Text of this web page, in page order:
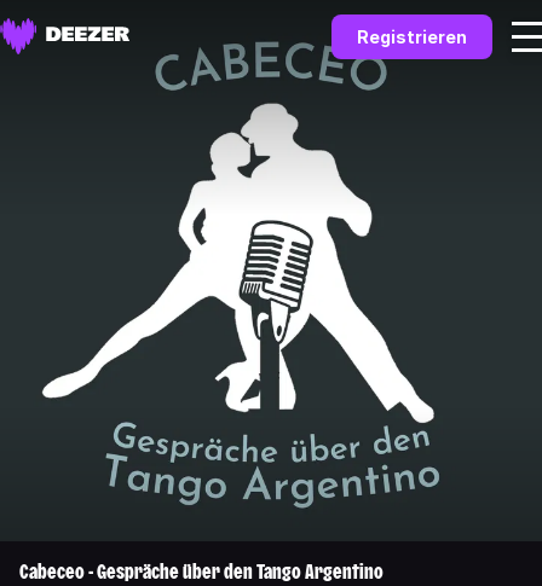
Registrieren
Cabeceo - Gespräche über den Tango Argentino